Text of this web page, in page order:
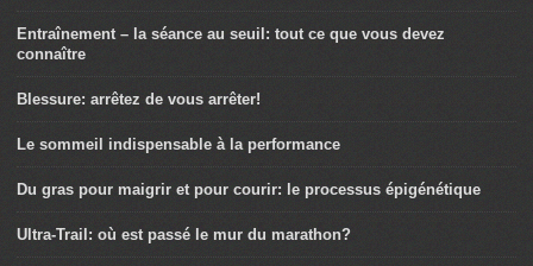
Entraînement – la séance au seuil: tout ce que vous devez
connaître
Blessure: arrêtez de vous arrêter!
Le sommeil indispensable à la performance
Du gras pour maigrir et pour courir: le processus épigénétique
Ultra-Trail: où est passé le mur du marathon?